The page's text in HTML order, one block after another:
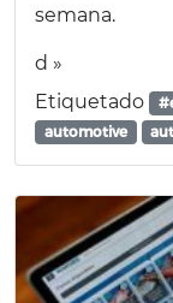
semana.
d »
Etiquetado
automotive